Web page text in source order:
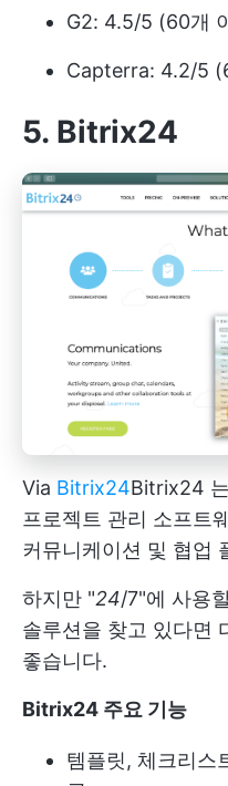
G2: 4.5/5 (60개
Capterra: 4.2/5
5. Bitrix24
Via Bitrix24Bitrix24
프로젝트 관리 소프트
커뮤니케이션 및 협업
하지만 "24/7"에 사용
솔루션을 찾고 있다면
좋습니다.
Bitrix24 주요 기능
템플릿, 체크리스